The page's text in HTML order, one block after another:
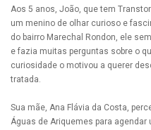
Aos 5 anos, João, que tem
um menino de olhar curioso e
do bairro Marechal Rondon, ele
e fazia muitas perguntas sobre o
curiosidade o motivou a querer
tratada.
Sua mãe, Ana Flávia da Costa,
Águas de Ariquemes para agendar